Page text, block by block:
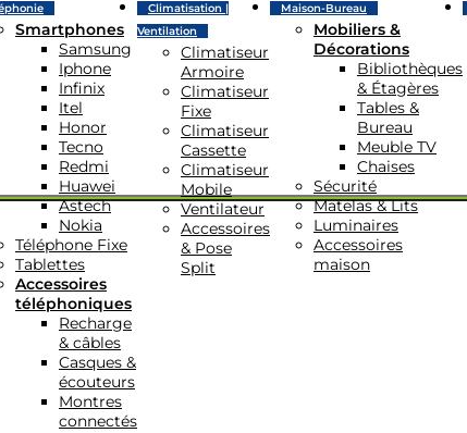
Smartphones
Samsung
Iphone
Infinix
Itel
Honor
Tecno
Redmi
Huawei
Astech
Nokia
Téléphone Fixe
Tablettes
Accessoires
téléphoniques
Recharge
& câbles
Casques &
écouteurs
Montres
connectés
Climatisation |
Ventilation
Climatiseur
Armoire
Climatiseur
Fixe
Climatiseur
Cassette
Climatiseur
Mobile
Ventilateur
Accessoires
& Pose
Split
Maison-Bureau
Mobiliers &
Décorations
Bibliothèques
& Étagères
Tables &
Bureau
Meuble TV
Chaises
Sécurité
Matelas & Lits
Luminaires
Accessoires
maison